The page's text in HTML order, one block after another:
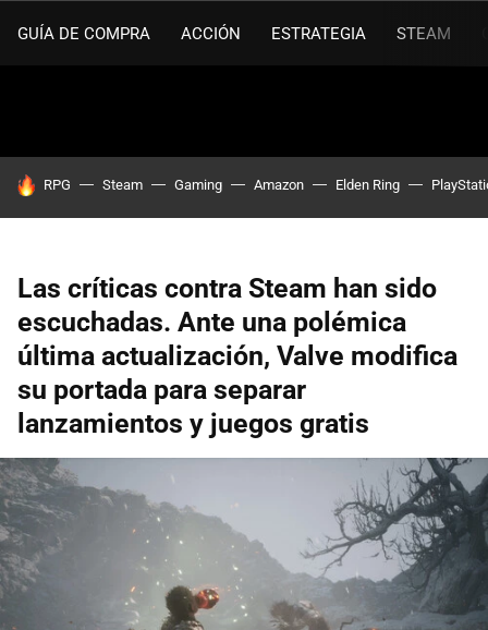
GUÍA DE COMPRA ACCIÓN ESTRATEGIA STEAM
HOY SE HABLA DE
RPG Steam Gaming Amazon Elden Ring
Las críticas contra Steam han sido
escuchadas. Ante una polémica
última actualización, Valve modifica
su portada para separar
lanzamientos y juegos gratis